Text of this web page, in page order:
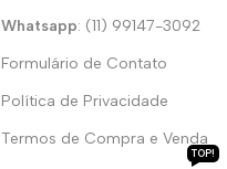
Whatsapp: (11) 99147-3092
Formulário de Contato
Política de Privacidade
Termos de Compra e Venda
TOP!